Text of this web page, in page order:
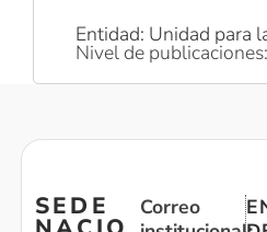
Entidad: Unidad para
Nivel de
SEDE
Correo